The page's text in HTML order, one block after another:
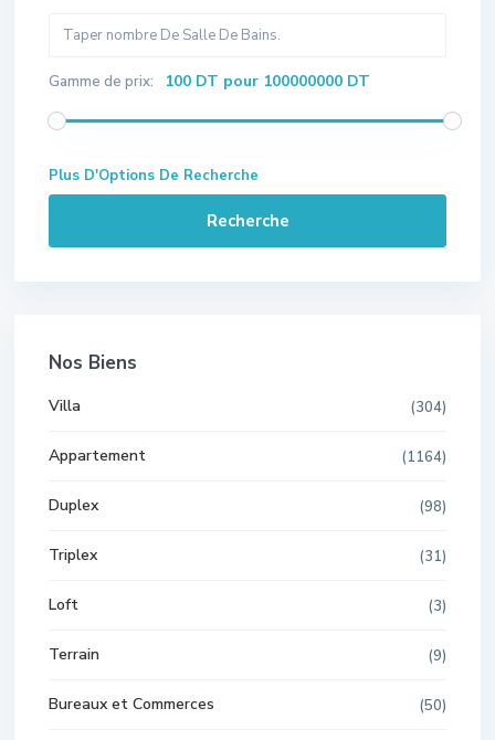
Gamme de prix: 100 DT pour 100000000 DT
Plus D'Options De Recherche
Recherche
Nos Biens
Villa (304)
Appartement (1164)
Duplex (98)
Triplex (31)
Loft (3)
Terrain (9)
Bureaux et Commerces (50)